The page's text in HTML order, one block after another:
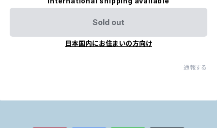
Sold out
日本国内にお住まいの方向け
通報する